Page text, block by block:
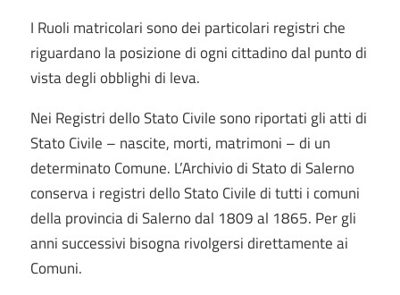
I Ruoli matricolari sono dei particolari registri che
riguardano la posizione di ogni cittadino dal punto di
vista degli obblighi di leva.
Nei Registri dello Stato Civile sono riportati gli atti di
Stato Civile – nascite, morti, matrimoni – di un
determinato Comune. L’Archivio di Stato di Salerno
conserva i registri dello Stato Civile di tutti i comuni
della provincia di Salerno dal 1809 al 1865. Per gli
anni successivi bisogna rivolgersi direttamente ai
Comuni.